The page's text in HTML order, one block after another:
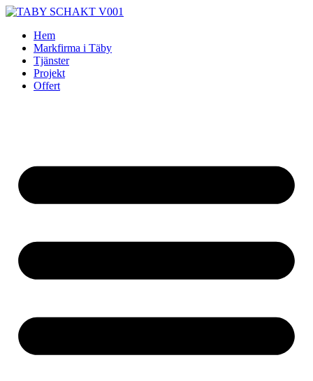
Skip
contentHem
Markfirma i Täby
Tjänster
Projekt
Offert